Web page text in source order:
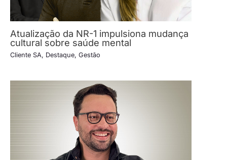
Atualização da NR-1 impulsiona mudança
cultural sobre saúde mental
Cliente SA, Destaque, Gestão